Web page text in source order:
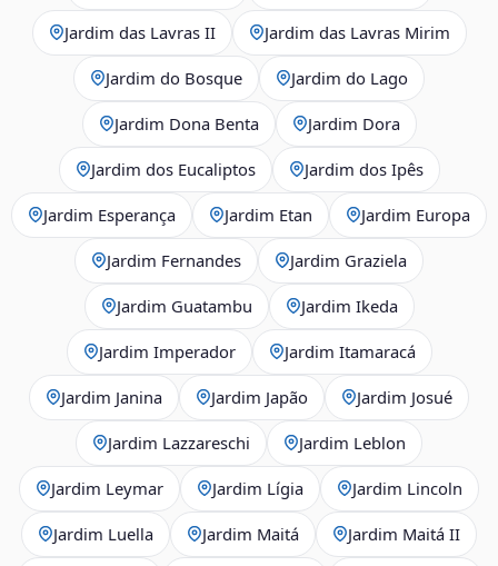
Jardim das Lavras II Jardim das Lavras Mirim
Jardim do Bosque Jardim do Lago
Jardim Dona Benta Jardim Dora
Jardim dos Eucaliptos Jardim dos Ipês
Jardim Esperança Jardim Etan Jardim Europa
Jardim Fernandes Jardim Graziela
Jardim Guatambu Jardim Ikeda
Jardim Imperador Jardim Itamaracá
Jardim Janina Jardim Japão Jardim Josué
Jardim Lazzareschi Jardim Leblon
Jardim Leymar Jardim Lígia Jardim Lincoln
Jardim Luella Jardim Maitá Jardim Maitá II